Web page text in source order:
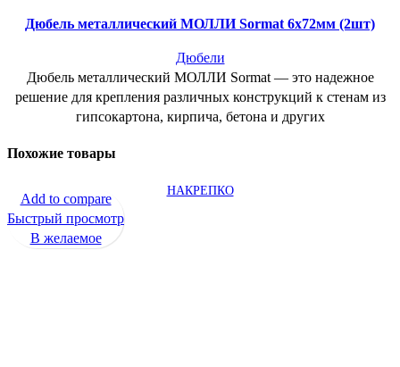
Дюбель металлический МОЛЛИ Sormat 6х72мм (2шт)
Дюбели
Дюбель металлический МОЛЛИ Sormat — это надежное
решение для крепления различных конструкций к стенам из
гипсокартона, кирпича, бетона и других
Похожие товары
НАКРЕПКО
Add to compare
Быстрый просмотр
В желаемое